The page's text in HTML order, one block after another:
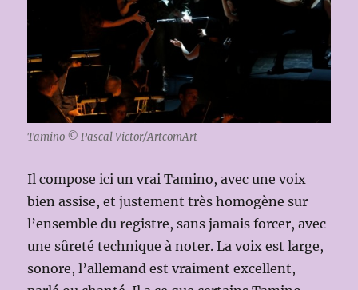
Tamino © Pascal Victor/ArtcomArt
Il compose ici un vrai Tamino, avec une voix
bien assise, et justement très homogène sur
l’ensemble du registre, sans jamais forcer, avec
une sûreté technique à noter. La voix est large,
sonore, l’allemand est vraiment excellent,